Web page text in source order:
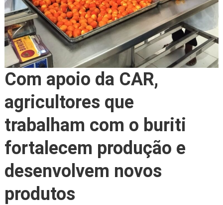
Com apoio da CAR,
agricultores que
trabalham com o buriti
fortalecem produção e
desenvolvem novos
produtos